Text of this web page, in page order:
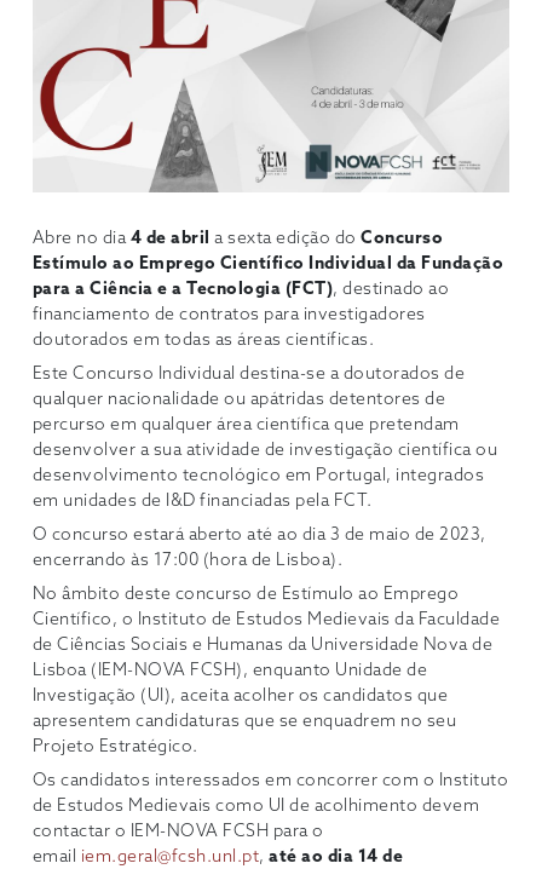
Abre no dia4 de abrila sexta edição doConcurso
Estímulo ao Emprego Científico Individual da Fundação
para a Ciência e a Tecnologia (FCT), destinado ao
financiamento de contratos para investigadores
doutorados em todas as áreas científicas.
Este Concurso Individual destina-se a doutorados de
qualquer nacionalidade ou apátridas detentores de
percurso em qualquer área científica que pretendam
desenvolver a sua atividade de investigação científica ou
desenvolvimento tecnológico em Portugal, integrados
em unidades de I&D financiadas pela FCT.
O concurso estará aberto até ao dia 3 de maio de 2023,
encerrando às 17:00 (hora de Lisboa).
No âmbito deste concurso de Estímulo ao Emprego
Científico, o Instituto de Estudos Medievais da Faculdade
de Ciências Sociais e Humanas da Universidade Nova de
Lisboa (IEM-NOVA FCSH), enquanto Unidade de
Investigação (UI), aceita acolher os candidatos que
apresentem candidaturas que se enquadrem no seu
Projeto Estratégico.
Os candidatos interessados em concorrer com o Instituto
de Estudos Medievais como UI de acolhimento devem
contactar o IEM-NOVA FCSH para o
email iem.geral@fcsh.unl.pt,até ao dia 14 de